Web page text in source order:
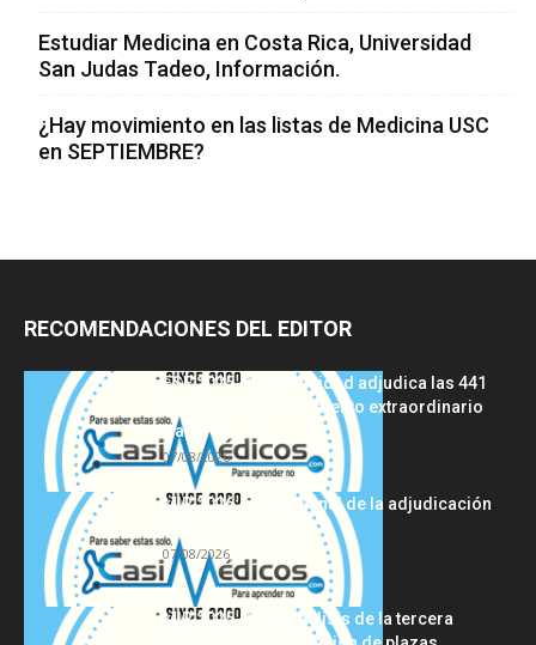
Estudiar Medicina en Costa Rica, Universidad
San Judas Tadeo, Información.
¿Hay movimiento en las listas de Medicina USC
en SEPTIEMBRE?
RECOMENDACIONES DEL EDITOR
FSE 2025-2026: Sanidad adjudica las 441
plazas del procedimiento extraordinario
tras...
07/08/2026
MIR 2026: análisis final de la adjudicación
de plazas y claves...
07/08/2026
MIR 2025-2026: análisis de la tercera